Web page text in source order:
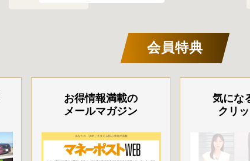
会員特典
お得情報満載の
メールマガジン
気にな
クリ